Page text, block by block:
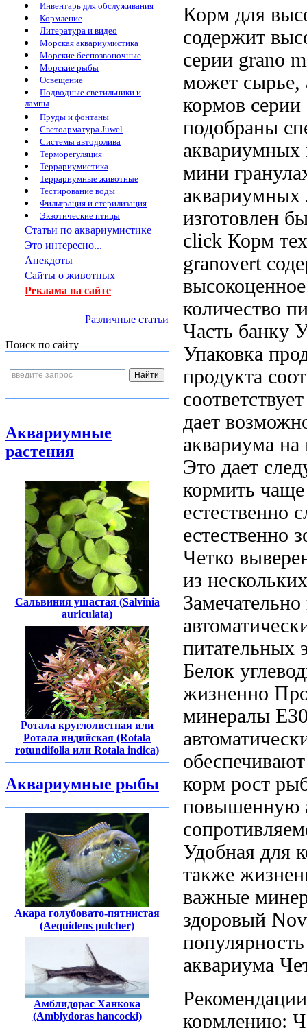
Инвентарь для обслуживания
Кормление
Литература и видео
Морская аквариумистика
Морские беспозвоночные
Морские рыбы
Освещение
Подводные светильники и
лампы
Пруды и фонтаны
Светоарматура Juwel
Системы автодолива
Терморегуляция
Террариумистика
Террариумные животные
Тестирование воды
Фильтрация и стерилизация
Экзотические птицы
Статьи по аквариумистике
Это интересно...
Анекдоты
Сайты о животных
Реклама на сайте
Различные статьи
Поиск по сайту
Аквариумные
растения
Сальвиния ушастая (Salvinia
auriculata)
Ротала круглолистная или
Ротала индийская (Rotala
rotundifolia или Rotala indica)
Аквариумные рыбы
Акара голубовато-пятнистая
(Aequidens pulcher)
Амблидорас Ханкока
(Amblydoras hancocki)
Корм для
содержит
серии grano
может
кормов серии
подобраны
аквариумных
мини
аквариумных
изготовлен
click Корм
granovert
высокоценное
количество
Часть банку
Упаковка
продукта
дает
аквариума на
Это дает
кормить чаще
естественно
естественно
Четко
из
питательных
Белок
жизненно
минералы
корм рост
повышенную
Удобная для
также
важные
здоровый
аквариума
кормлению: